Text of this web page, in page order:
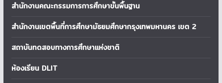
สำนักงานคณะกรรมการการศึกษาขั้นพื้นฐาน
สำนักงานเขตพื้นที่การศึกษามัธยมศึกษากรุงเทพมหานคร เขต 2
สถาบันทดสอบทางการศึกษาแห่งชาติ
ห้องเรียน DLIT